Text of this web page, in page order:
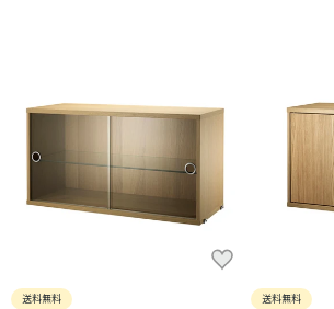
送料無料
送料無料